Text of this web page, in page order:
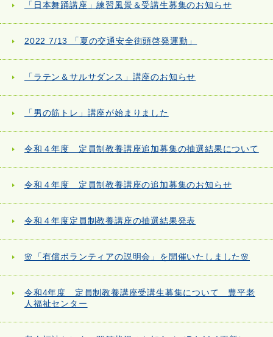
「日本舞踊講座」練習風景＆受講生募集のお知らせ
2022 7/13 「夏の交通安全街頭啓発運動」
「ラテン＆サルサダンス」講座のお知らせ
「男の筋トレ」講座が始まりました
令和４年度 定員制教養講座追加募集の抽選結果について
令和４年度 定員制教養講座の追加募集のお知らせ
令和４年度定員制教養講座の抽選結果発表
🌸「有償ボランティアの説明会」を開催いたしました🌸
令和4年度 定員制教養講座受講生募集について 豊平老
人福祉センター